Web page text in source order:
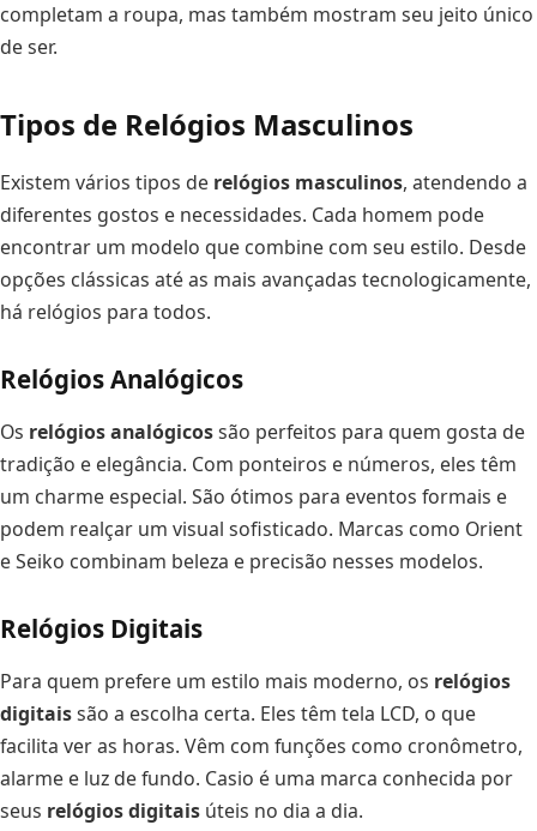
completam a roupa, mas também mostram seu jeito único
de ser.
Tipos de Relógios Masculinos
Existem vários tipos de relógios masculinos, atendendo a
diferentes gostos e necessidades. Cada homem pode
encontrar um modelo que combine com seu estilo. Desde
opções clássicas até as mais avançadas tecnologicamente,
há relógios para todos.
Relógios Analógicos
Os relógios analógicossão perfeitos para quem gosta de
tradição e elegância. Com ponteiros e números, eles têm
um charme especial. São ótimos para eventos formais e
podem realçar um visual sofisticado. Marcas como Orient
e Seiko combinam beleza e precisão nesses modelos.
Relógios Digitais
Para quem prefere um estilo mais moderno, os relógios
digitaissão a escolha certa. Eles têm tela LCD, o que
facilita ver as horas. Vêm com funções como cronômetro,
alarme e luz de fundo. Casio é uma marca conhecida por
seus relógios digitais úteis no dia a dia.